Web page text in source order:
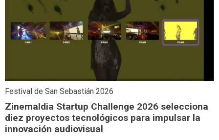
Festival de San Sebastián 2026
Zinemaldia Startup Challenge 2026 selecciona
diez proyectos tecnológicos para impulsar la
innovación audiovisual